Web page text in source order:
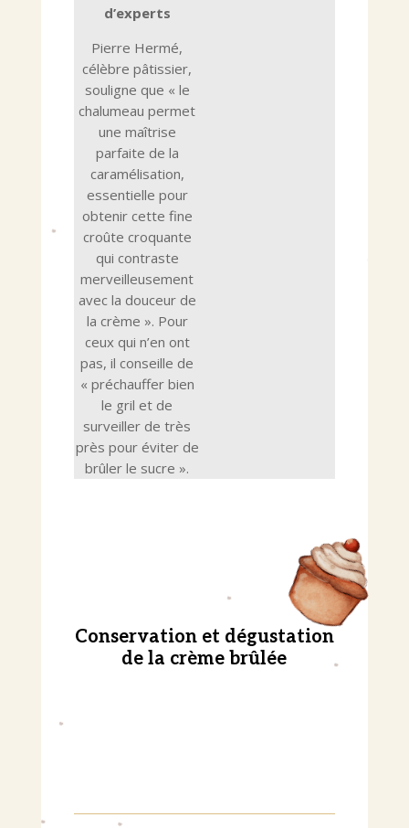
d’experts
Pierre Hermé,
célèbre pâtissier,
souligne que « le
chalumeau permet
une maîtrise
parfaite de la
caramélisation,
essentielle pour
obtenir cette fine
croûte croquante
qui contraste
merveilleusement
avec la douceur de
la crème ». Pour
ceux qui n’en ont
pas, il conseille de
« préchauffer bien
le gril et de
surveiller de très
près pour éviter de
brûler le sucre ».
Conservation et dégustation
de la crème brûlée